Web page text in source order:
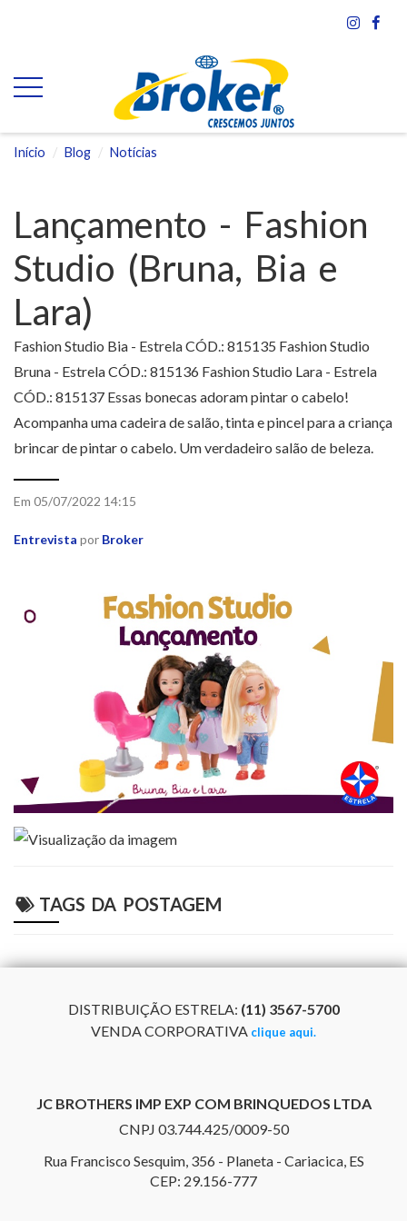
Início Blog Notícias
Lançamento - Fashion
Studio (Bruna, Bia e
Lara)
Fashion Studio Bia - Estrela CÓD.: 815135 Fashion Studio
Bruna - Estrela CÓD.: 815136 Fashion Studio Lara - Estrela
CÓD.: 815137 Essas bonecas adoram pintar o cabelo!
Acompanha uma cadeira de salão, tinta e pincel para a criança
brincar de pintar o cabelo. Um verdadeiro salão de beleza.
Em 05/07/2022 14:15
Entrevista por Broker
TAGS DA POSTAGEM
DISTRIBUIÇÃO ESTRELA: (11) 3567-5700
VENDA CORPORATIVA clique aqui.
JC BROTHERS IMP EXP COM BRINQUEDOS LTDA
CNPJ 03.744.425/0009-50
Rua Francisco Sesquim, 356 - Planeta - Cariacica, ES
CEP: 29.156-777